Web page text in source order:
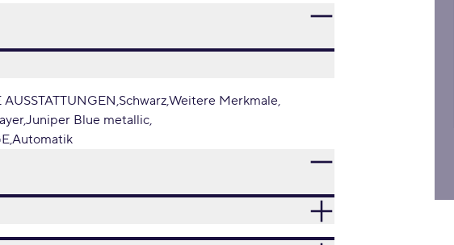
AUSSTATTUNGEN SchwarzWeitere Merkmale
Juniper Blue metallic
Automatik